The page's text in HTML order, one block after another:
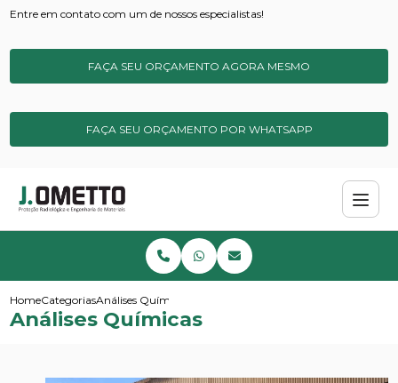
Entre em contato com um de nossos especialistas!
FAÇA SEU ORÇAMENTO AGORA MESMO
FAÇA SEU ORÇAMENTO POR WHATSAPP
HomeCategoriasAnálises Químicas
Análises Químicas